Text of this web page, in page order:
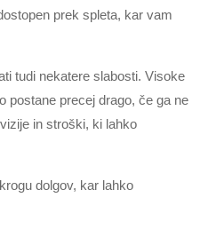
prek spleta, kar vam
tudi nekatere slabosti. Visoke
postane precej drago, če ga ne
in stroški, ki lahko
dolgov, kar lahko